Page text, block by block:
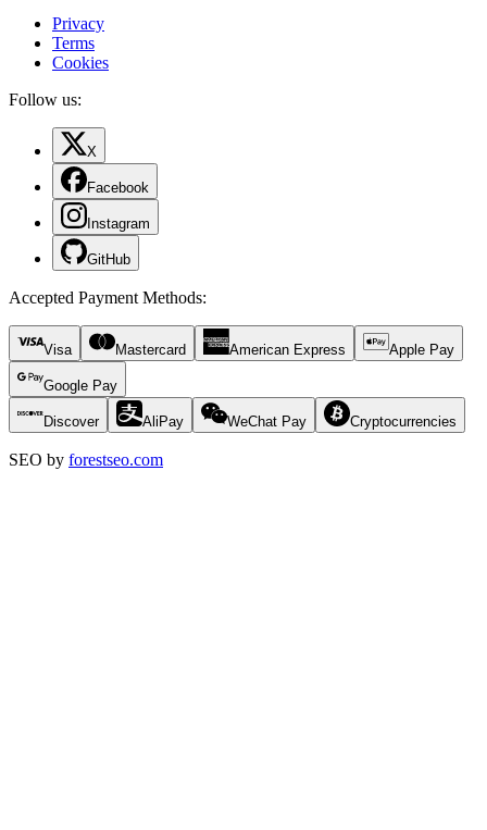
Privacy
Terms
Cookies
Follow us:
X
Facebook
Instagram
GitHub
Accepted Payment Methods:
Visa Mastercard American Express Apple Pay
Google Pay
Discover AliPay WeChat Pay Cryptocurrencies
SEO by forestseo.com